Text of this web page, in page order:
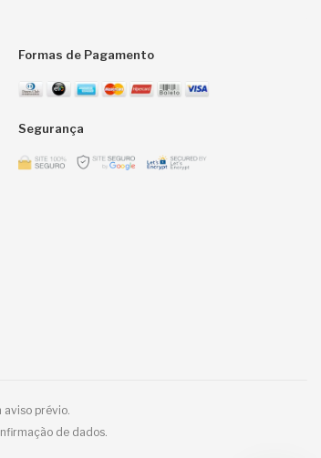
Formas de Pagamento
Segurança
prévio.
de dados.